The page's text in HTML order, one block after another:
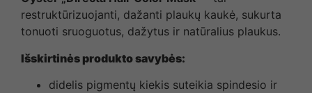
restruktūrizuojanti, dažanti plaukų kaukė, sukurta
tonuoti sruoguotus, dažytus ir natūralius plaukus.
Išskirtinės produkto savybės:
didelis pigmentų kiekis suteikia spindesio ir